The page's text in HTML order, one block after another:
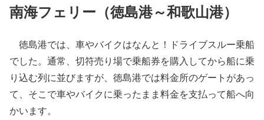
南海フェリー（徳島港～和歌山港）
徳島港では、車やバイクはなんと！ドライブスルー乗船
でした。通常、切符売り場で乗船券を購入してから船に乗
り込む列に並びますが、徳島港では料金所のゲートがあっ
て、そこで車やバイクに乗ったまま料金を支払って船へ向
かいます。